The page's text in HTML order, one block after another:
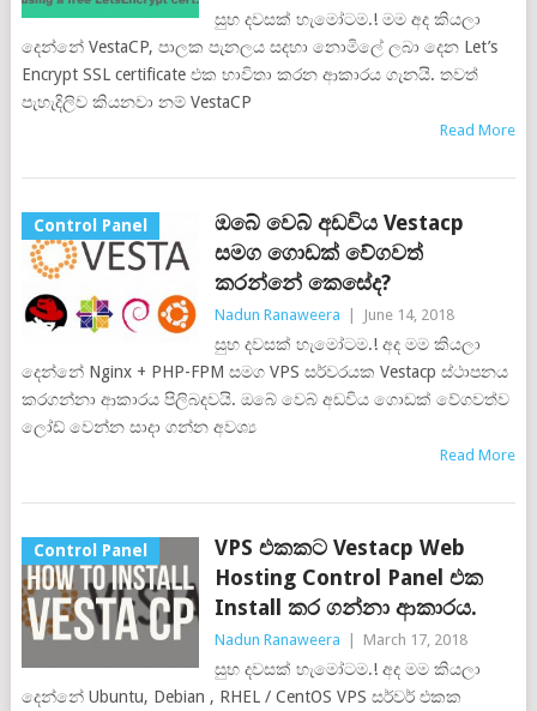
සුභ දවසක් හැමෝටම.! මම අද කියලා
දෙන්නේ VestaCP, පාලක පැනලය සදහා නොමිලේ ලබා දෙන Let’s
Encrypt SSL certificate එක භාවිතා කරන ආකාරය ගැනයි. තවත්
පැහැදිලිව කියනවා නම් VestaCP
Read More
Control Panel
ඔබේ වෙබ් අඩවිය Vestacp
සමග ගොඩක් වේගවත්
කරන්නේ කෙසේද?
Nadun Ranaweera June 14, 2018
සුභ දවසක් හැමෝටම.! අද මම කියලා
දෙන්නේ Nginx + PHP-FPM සමග VPS සර්වරයක Vestacp ස්ථාපනය
කරගන්නා ආකාරය පිලිබදවයි. ඔබේ වෙබ් අඩවිය ගොඩක් වේගවත්ව
ලෝඩ් වෙන්න සාදා ගන්න අවශ්‍ය
Read More
Control Panel
VPS එකකට Vestacp Web
Hosting Control Panel එක
Install කර ගන්නා ආකාරය.
Nadun Ranaweera March 17, 2018
සුභ දවසක් හැමෝටම.! අද මම කියලා
දෙන්නේ Ubuntu, Debian , RHEL / CentOS VPS සර්වර් එකක